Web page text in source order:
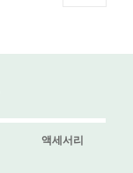
액세서리